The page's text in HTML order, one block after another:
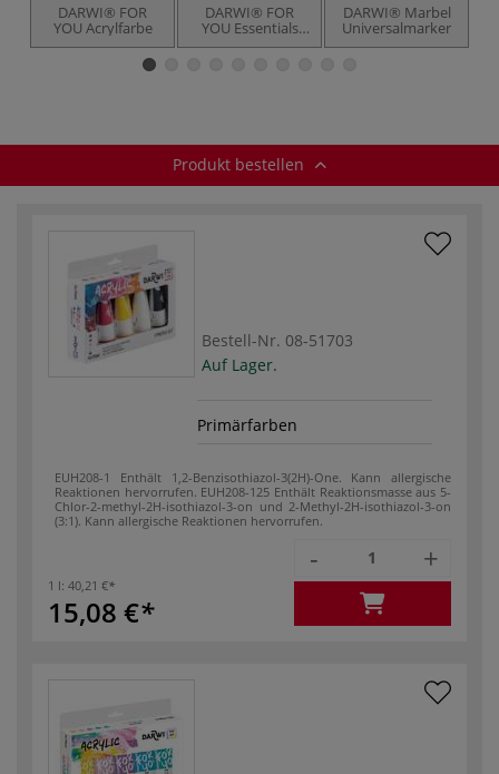
DARWI® FOR
YOU Acrylfarbe
DARWI® FOR
YOU Essentials
Acrylfarben Set
DARWI® Marbel
Universalmarker
Produkt bestellen
Bestell-Nr. 08-51703
Auf Lager.
Primärfarben
EUH208-1 Enthält 1,2-Benzisothiazol-3(2H)-One. Kann allergische
Reaktionen hervorrufen. EUH208-125 Enthält Reaktionsmasse aus 5-
Chlor-2-methyl-2H-isothiazol-3-on und 2-Methyl-2H-isothiazol-3-on
(3:1). Kann allergische Reaktionen hervorrufen.
1 l: 40,21 €
15,08 €
- +